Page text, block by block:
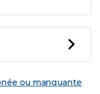
ou manquante